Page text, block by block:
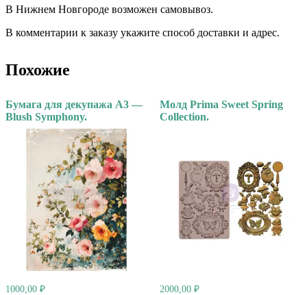
В Нижнем Новгороде возможен самовывоз.
В комментарии к заказу укажите способ доставки и адрес.
Похожие
Бумага для декупажа А3 —
Blush Symphony.
1000,00 ₽
Молд Prima Sweet Spring
Collection.
2000,00 ₽